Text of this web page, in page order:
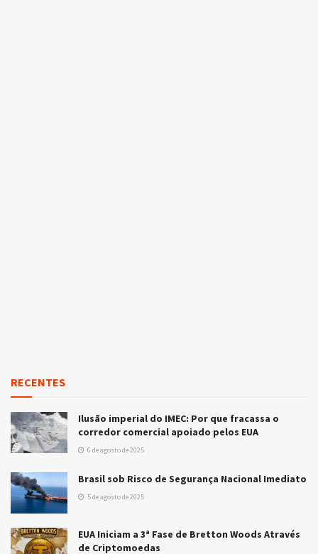
RECENTES
Ilusão imperial do IMEC: Por que fracassa o
corredor comercial apoiado pelos EUA
6 de agosto de 2025
Brasil sob Risco de Segurança Nacional Imediato
5 de agosto de 2025
EUA Iniciam a 3ª Fase de Bretton Woods Através
de Criptomoedas